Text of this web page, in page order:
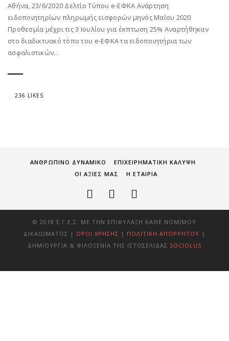
Αθήνα, 23/6/2020 Δελτίο Τύπου e-ΕΦΚΑ Ανάρτηση
ειδοποιητηρίων πληρωμής εισφορών μηνός Μαΐου 2020
Προθεσμία μέχρι τις 3 Ιουλίου για έκπτωση 25% Αναρτήθηκαν
στο διαδικτυακό τόπο του e-ΕΦΚΑ τα ειδοποιητήρια των
ασφαλιστικών...
236 LIKES
ΑΝΘΡΩΠΙΝΟ ΔΥΝΑΜΙΚΟ
ΕΠΙΧΕΙΡΗΜΑΤΙΚΗ ΚΑΛΥΨΗ
ΟΙ ΑΞΙΕΣ ΜΑΣ
Η ΕΤΑΙΡΙΑ
© 2018 Ε.Γ.Ε.Σ. ΜΕ ΤΗΝ ΕΠΙΦΎΛΑΞΗ ΚΆΘΕ ΝΌΜΙΜΟΥ
ΔΙΚΑΙΏΜΑΤΟΣ | ΌΡΟΙ ΧΡΉΣΗΣ | ΠΟΛΙΤΙΚΉ ΑΠΟΡΡΉΤΟΥ |
ΔΗΜΙΟΥΡΓΊΑ & ΦΙΛΟΞΕΝΊΑ ΤΗΣ ΙΣΤΟΣΕΛΊΔΑΣ SOCIOLUS